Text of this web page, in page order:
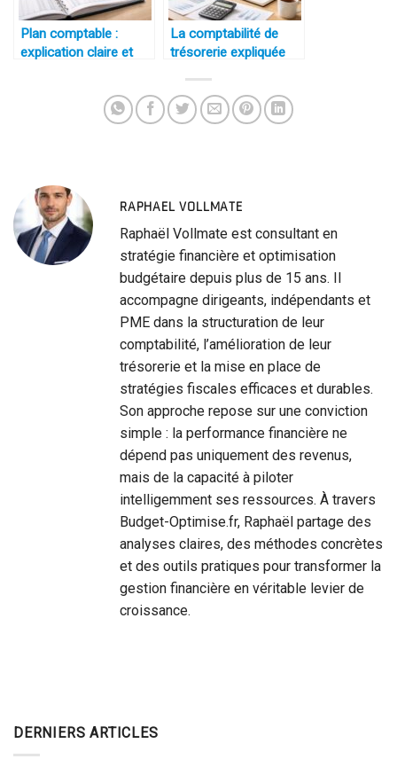
Plan comptable :
explication claire et
La comptabilité de
trésorerie expliquée
RAPHAEL VOLLMATE
Raphaël Vollmate est consultant en
stratégie financière et optimisation
budgétaire depuis plus de 15 ans. Il
accompagne dirigeants, indépendants et
PME dans la structuration de leur
comptabilité, l’amélioration de leur
trésorerie et la mise en place de
stratégies fiscales efficaces et durables.
Son approche repose sur une conviction
simple : la performance financière ne
dépend pas uniquement des revenus,
mais de la capacité à piloter
intelligemment ses ressources. À travers
Budget-Optimise.fr, Raphaël partage des
analyses claires, des méthodes concrètes
et des outils pratiques pour transformer la
gestion financière en véritable levier de
croissance.
DERNIERS ARTICLES